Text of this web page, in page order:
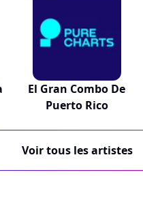
El Gran Combo De
Puerto Rico
Voir tous les artistes